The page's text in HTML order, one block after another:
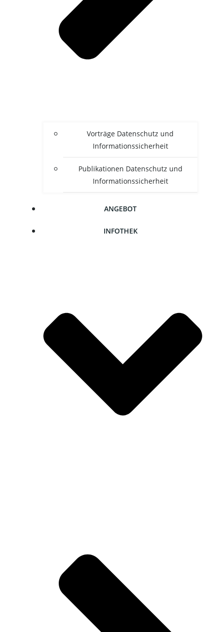
Vor­trä­ge Daten­schutz und
Informationssicherheit
Publi­ka­tio­nen Daten­schutz und
Informationssicherheit
ANGE­BOT
INFO­THEK